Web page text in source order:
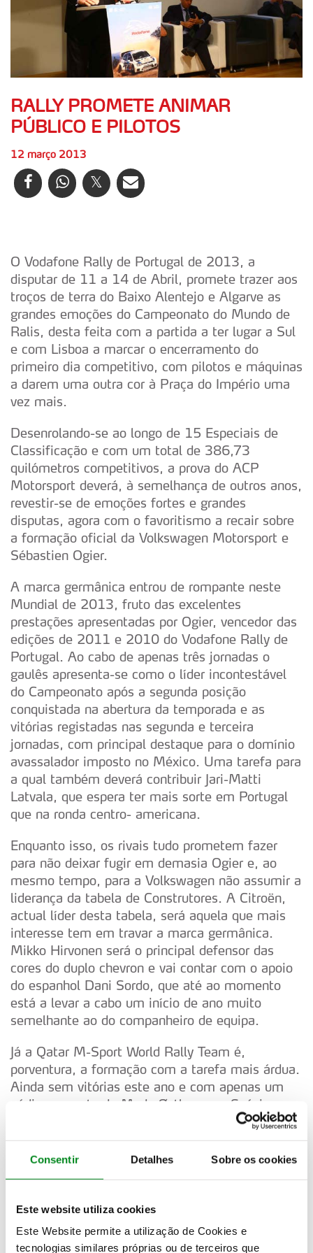
Consentir Detalhes Sobre os cookies
Este website utiliza cookies
Este Website permite a utilização de Cookies e
tecnologias similares próprias ou de terceiros que
RALLY PROMETE ANIMAR
PÚBLICO E PILOTOS
12 março 2013
O Vodafone Rally de Portugal de 2013, a
disputar de 11 a 14 de Abril, promete trazer aos
troços de terra do Baixo Alentejo e Algarve as
grandes emoções do Campeonato do Mundo de
Ralis, desta feita com a partida a ter lugar a Sul
e com Lisboa a marcar o encerramento do
primeiro dia competitivo, com pilotos e máquinas
a darem uma outra cor à Praça do Império uma
vez mais.
Desenrolando-se ao longo de 15 Especiais de
Classificação e com um total de 386,73
quilómetros competitivos, a prova do ACP
Motorsport deverá, à semelhança de outros anos,
revestir-se de emoções fortes e grandes
disputas, agora com o favoritismo a recair sobre
a formação oficial da Volkswagen Motorsport e
Sébastien Ogier.
A marca germânica entrou de rompante neste
Mundial de 2013, fruto das excelentes
prestações apresentadas por Ogier, vencedor das
edições de 2011 e 2010 do Vodafone Rally de
Portugal. Ao cabo de apenas três jornadas o
gaulês apresenta-se como o líder incontestável
do Campeonato após a segunda posição
conquistada na abertura da temporada e as
vitórias registadas nas segunda e terceira
jornadas, com principal destaque para o domínio
avassalador imposto no México. Uma tarefa para
a qual também deverá contribuir Jari-Matti
Latvala, que espera ter mais sorte em Portugal
que na ronda centro- americana.
Enquanto isso, os rivais tudo prometem fazer
para não deixar fugir em demasia Ogier e, ao
mesmo tempo, para a Volkswagen não assumir a
liderança da tabela de Construtores. A Citroën,
actual líder desta tabela, será aquela que mais
interesse tem em travar a marca germânica.
Mikko Hirvonen será o principal defensor das
cores do duplo chevron e vai contar com o apoio
do espanhol Dani Sordo, que até ao momento
está a levar a cabo um início de ano muito
semelhante ao do companheiro de equipa.
Já a Qatar M-Sport World Rally Team é,
porventura, a formação com a tarefa mais árdua.
Ainda sem vitórias este ano e com apenas um
pódio por parte de Mads Østberg, na Suécia, a
formação oficial da Ford quererá não apenas
relançar a temporada no regresso à Europa, como
também tudo deverá tentar fazer para defender o
triunfo conquistado no ano passado pela mão do
Junte-se a este cardápio competitivo a
substituição do WRC Academy pelo Junior WRC,